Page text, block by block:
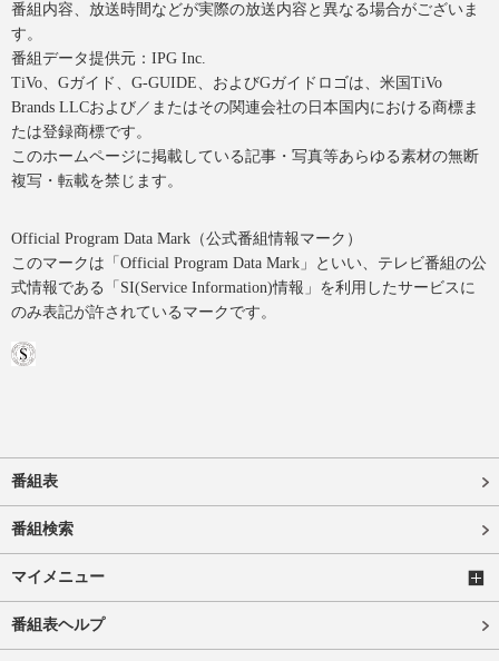
番組内容、放送時間などが実際の放送内容と異なる場合がございま
す。
番組データ提供元：IPG Inc.
TiVo、Gガイド、G-GUIDE、およびGガイドロゴは、米国TiVo
Brands LLCおよび／またはその関連会社の日本国内における商標ま
たは登録商標です。
このホームページに掲載している記事・写真等あらゆる素材の無断
複写・転載を禁じます。
Official Program Data Mark（公式番組情報マーク）
このマークは「Official Program Data Mark」といい、テレビ番組の公
式情報である「SI(Service Information)情報」を利用したサービスに
のみ表記が許されているマークです。
番組表
番組検索
マイメニュー
番組表ヘルプ